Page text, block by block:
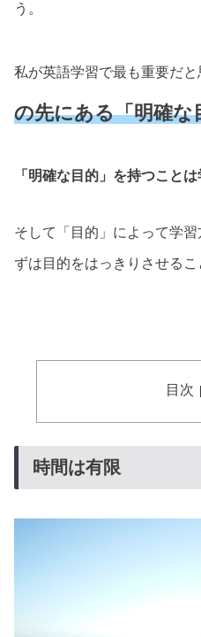
う。
私が英語学習で最も重要だと
の先にある「明確な
「明確な目的」を持つこと
そして「目的」によって学
ずは目的をはっきりさせるこ
目次
時間は有限